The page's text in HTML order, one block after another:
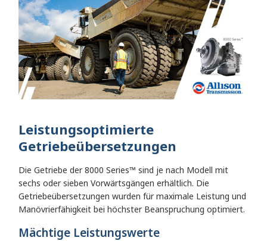
Leistungsoptimierte
Getriebeübersetzungen
Die Getriebe der 8000 Series™ sind je nach Modell mit
sechs oder sieben Vorwärtsgängen erhältlich. Die
Getriebeübersetzungen wurden für maximale Leistung und
Manövrierfähigkeit bei höchster Beanspruchung optimiert.
Mächtige Leistungswerte